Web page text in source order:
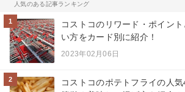
人気のある記事ランキング
1
コストコのリワード・ポイン
い方をカード別に紹介！
2023年02月06日
2
コストコのポテトフライの人